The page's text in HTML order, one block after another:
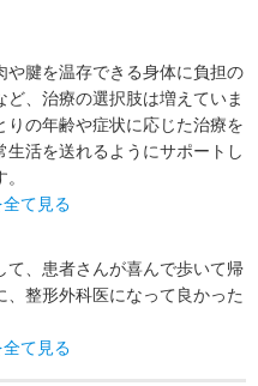
や腱を温存できる身体に負担の
ど、治療の選択肢は増えていま
りの年齢や症状に応じた治療を
生活を送れるようにサポートし
て見る
て、患者さんが喜んで歩いて帰
、整形外科医になって良かった
て見る